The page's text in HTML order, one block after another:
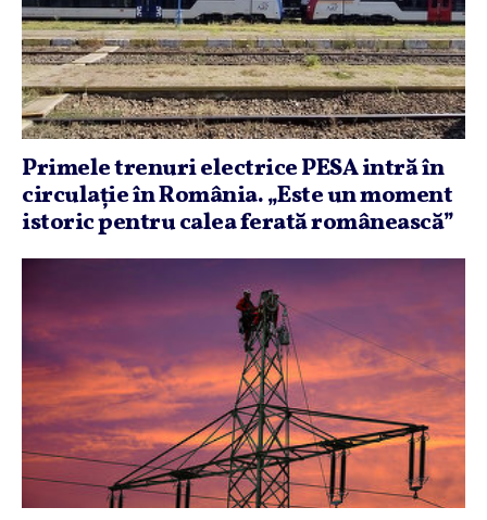
Primele trenuri electrice PESA intră în
circulaţie în România. „Este un moment
istoric pentru calea ferată românească”